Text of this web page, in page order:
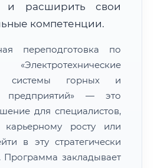
и расширить свои
компетенции.
переподготовка по
системы горных и
предприятий» — это
для специалистов,
росту или
в эту стратегически
Программа закладывает